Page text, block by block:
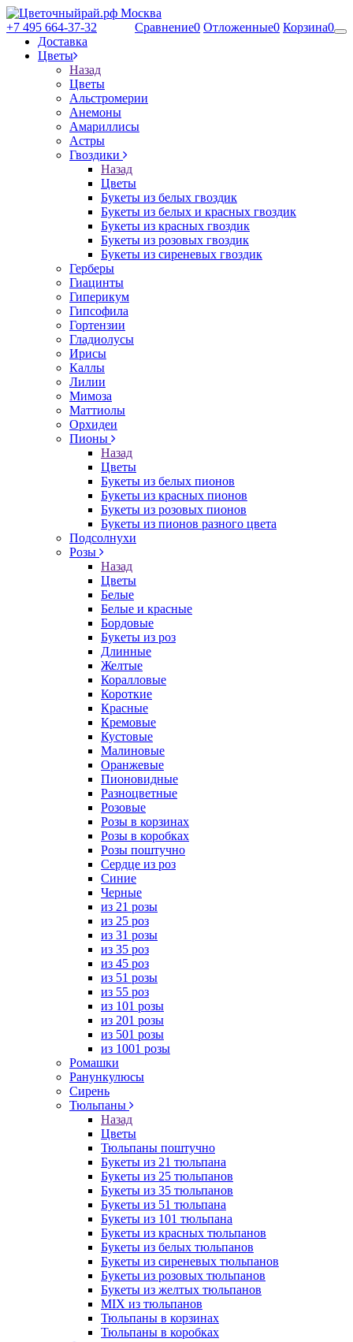
+7 495 664-37-32 Сравнение0 Отложенные0 Корзина0
Доставка
Цветы
Назад
Цветы
Альстромерии
Анемоны
Амариллисы
Астры
Гвоздики
Назад
Цветы
Букеты из белых гвоздик
Букеты из белых и красных гвоздик
Букеты из красных гвоздик
Букеты из розовых гвоздик
Букеты из сиреневых гвоздик
Герберы
Гиацинты
Гиперикум
Гипсофила
Гортензии
Гладиолусы
Ирисы
Каллы
Лилии
Мимоза
Маттиолы
Орхидеи
Пионы
Назад
Цветы
Букеты из белых пионов
Букеты из красных пионов
Букеты из розовых пионов
Букеты из пионов разного цвета
Подсолнухи
Розы
Назад
Цветы
Белые
Белые и красные
Бордовые
Букеты из роз
Длинные
Желтые
Коралловые
Короткие
Красные
Кремовые
Кустовые
Малиновые
Оранжевые
Пионовидные
Разноцветные
Розовые
Розы в корзинах
Розы в коробках
Розы поштучно
Сердце из роз
Синие
Черные
из 21 розы
из 25 роз
из 31 розы
из 35 роз
из 45 роз
из 51 розы
из 55 роз
из 101 розы
из 201 розы
из 501 розы
из 1001 розы
Ромашки
Ранункулюсы
Сирень
Тюльпаны
Назад
Цветы
Тюльпаны поштучно
Букеты из 21 тюльпана
Букеты из 25 тюльпанов
Букеты из 35 тюльпанов
Букеты из 51 тюльпана
Букеты из 101 тюльпана
Букеты из красных тюльпанов
Букеты из белых тюльпанов
Букеты из сиреневых тюльпанов
Букеты из розовых тюльпанов
Букеты из желтых тюльпанов
MIX из тюльпанов
Тюльпаны в корзинах
Тюльпаны в коробках